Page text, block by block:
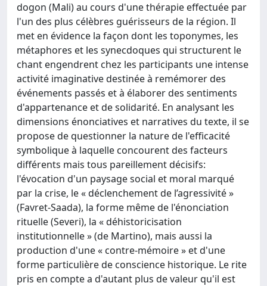
dogon (Mali) au cours d'une thérapie effectuée par
l'un des plus célèbres guérisseurs de la région. Il
met en évidence la façon dont les toponymes, les
métaphores et les synecdoques qui structurent le
chant engendrent chez les participants une intense
activité imaginative destinée à remémorer des
événements passés et à élaborer des sentiments
d'appartenance et de solidarité. En analysant les
dimensions énonciatives et narratives du texte, il se
propose de questionner la nature de l'efficacité
symbolique à laquelle concourent des facteurs
différents mais tous pareillement décisifs:
l'évocation d'un paysage social et moral marqué
par la crise, le « déclenchement de l’agressivité »
(Favret-Saada), la forme même de l'énonciation
rituelle (Severi), la « déhistoricisation
institutionnelle » (de Martino), mais aussi la
production d'une « contre-mémoire » et d'une
forme particulière de conscience historique. Le rite
pris en compte a d'autant plus de valeur qu'il est